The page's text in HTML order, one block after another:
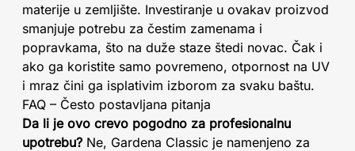
materije u zemljište. Investiranje u ovakav proizvod
smanjuje potrebu za čestim zamenama i
popravkama, što na duže staze štedi novac. Čak i
ako ga koristite samo povremeno, otpornost na UV
i mraz čini ga isplativim izborom za svaku baštu.
FAQ – Često postavljana pitanja
Da li je ovo crevo pogodno za profesionalnu
upotrebu? Ne, Gardena Classic je namenjeno za